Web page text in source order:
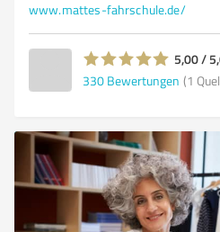
www.mattes-fahrschule.de/
5,00 /
330 Bewertungen (1